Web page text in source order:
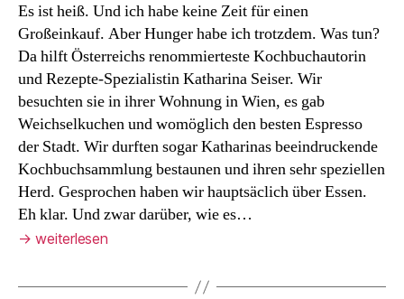
Es ist heiß. Und ich habe keine Zeit für einen
Großeinkauf. Aber Hunger habe ich trotzdem. Was tun?
Da hilft Österreichs renommierteste Kochbuchautorin
und Rezepte-Spezialistin Katharina Seiser. Wir
besuchten sie in ihrer Wohnung in Wien, es gab
Weichselkuchen und womöglich den besten Espresso
der Stadt. Wir durften sogar Katharinas beeindruckende
Kochbuchsammlung bestaunen und ihren sehr speziellen
Herd. Gesprochen haben wir hauptsäclich über Essen.
Eh klar. Und zwar darüber, wie es…
→ weiterlesen